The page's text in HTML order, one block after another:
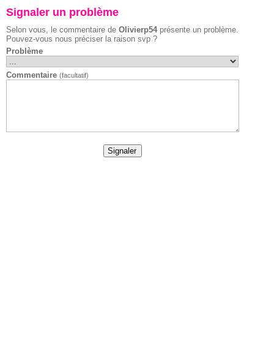
Signaler un problème
Selon vous, le commentaire de Olivierp54 présente un problème.
Pouvez-vous nous préciser la raison svp ?
Problème
Commentaire (facultatif)